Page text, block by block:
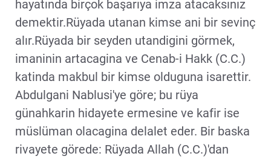
hayatında birçok başarıya imza atacaksınız
demektir.Rüyada utanan kimse ani bir sevinç
alır.Rüyada bir seyden utandigini görmek,
imaninin artacagina ve Cenab-i Hakk (C.C.)
katinda makbul bir kimse olduguna isarettir.
Abdulgani Nablusi'ye göre; bu rüya
günahkarin hidayete ermesine ve kafir ise
müslüman olacagina delalet eder. Bir baska
rivayete görede: Rüyada Allah (C.C.)'dan